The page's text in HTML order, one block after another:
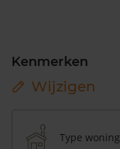
Kenmerken
Wijzigen
Type woning